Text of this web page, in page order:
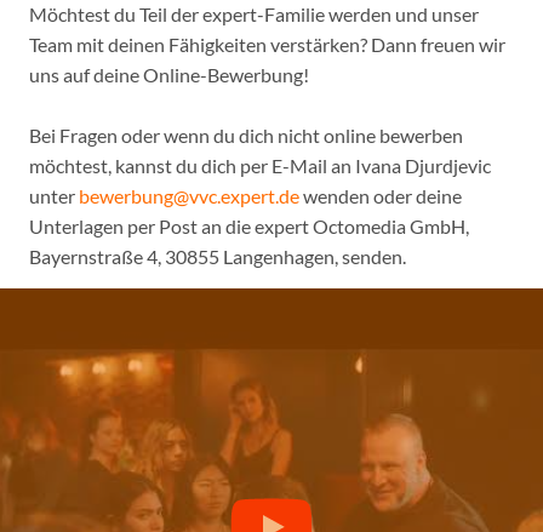
Möchtest du Teil der expert-Familie werden und unser
Team mit deinen Fähigkeiten verstärken? Dann freuen wir
uns auf deine Online-Bewerbung!
Bei Fragen oder wenn du dich nicht online bewerben
möchtest, kannst du dich per E-Mail an Ivana Djurdjevic
unter bewerbung@vvc.expert.dewenden oder deine
Unterlagen per Post an die expert Octomedia GmbH,
Bayernstraße 4, 30855 Langenhagen, senden.